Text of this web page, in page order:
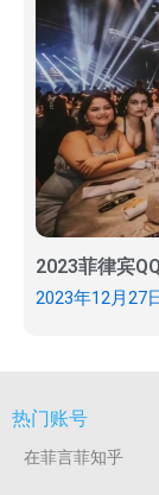
2023菲律宾
2023年12月27
热门账号
在菲言菲知乎